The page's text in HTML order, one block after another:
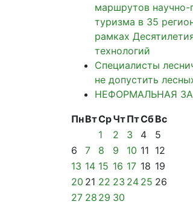
маршрутов научно-
туризма в 35
рамках
технологий
Специалисты
не допустить
НЕФОРМАЛЬНАЯ
ПнВтСрЧтПтСбВс
1
2 3 4
5
6
7 8 9 10 11 12
13 14 15 16 17 18 19
20 21 22 23 24 25 26
27 28 29 30